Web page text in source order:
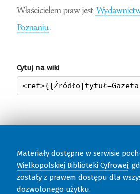
Właścicielem praw jest
Poznaniu.
Cytuj na wiki
Materiały dostępne w serwisie
Wielkopolskiej Biblioteki Cyfrowej,
zostały z prawem dostępu dla
dozwolonego użytku.